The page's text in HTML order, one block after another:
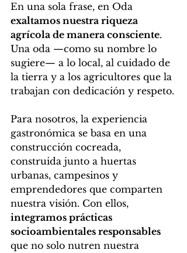
En una sola frase, en Oda
exaltamos nuestra riqueza
agrícola de manera consciente.
Una oda —como su nombre lo
sugiere— a lo local, al cuidado de
la tierra y a los agricultores que la
trabajan con dedicación y respeto.
Para nosotros, la experiencia
gastronómica se basa en una
construcción cocreada,
construida junto a huertas
urbanas, campesinos y
emprendedores que comparten
nuestra visión. Con ellos,
integramos prácticas
socioambientales responsables
que no solo nutren nuestra